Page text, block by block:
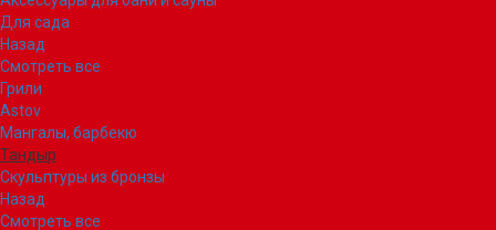
Для сада
Назад
Смотреть все
Грили
Astov
Мангалы, барбекю
Тандыр
Скульптуры из бронзы
Назад
Смотреть все